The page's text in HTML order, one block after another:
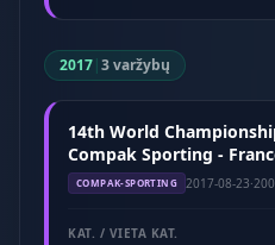
2017|3 varžybų
14th World
Compak Sporting -
COMPAK-SPORTING 2017-08-23·
KAT. / VIETA KAT.